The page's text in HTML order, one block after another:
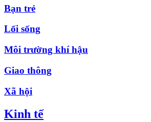
Bạn trẻ
Lối sống
Môi trường khí hậu
Giao thông
Xã hội
Kinh tế